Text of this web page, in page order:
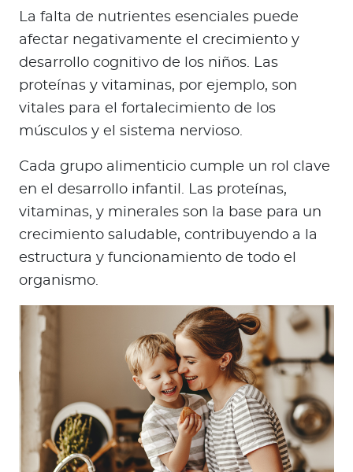
La falta de nutrientes esenciales puede
afectar negativamente el crecimiento y
desarrollo cognitivo de los niños. Las
proteínas y vitaminas, por ejemplo, son
vitales para el fortalecimiento de los
músculos y el sistema nervioso.
Cada grupo alimenticio cumple un rol clave
en el desarrollo infantil. Las proteínas,
vitaminas, y minerales son la base para un
crecimiento saludable, contribuyendo a la
estructura y funcionamiento de todo el
organismo.